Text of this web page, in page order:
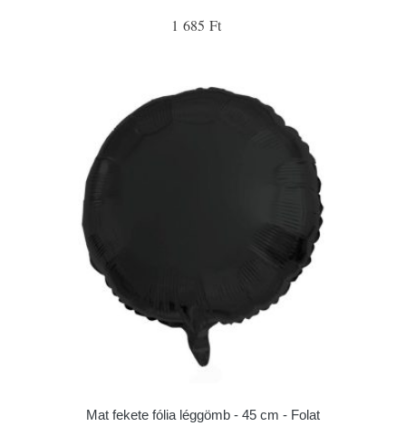
1 685 Ft
Mat fekete fólia léggömb - 45 cm - Folat